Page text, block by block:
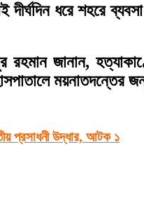
দীর্ঘদিন ধরে শহরে
রহমান জানান,
ময়নাতদন্তের
প্রসাধনী উদ্ধার, আটক ১